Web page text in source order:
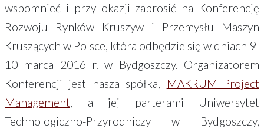
wspomnieć i przy okazji zaprosić na Konferencję
Rozwoju Rynków Kruszyw i Przemysłu Maszyn
Kruszących w Polsce, która odbędzie się w dniach 9-
10 marca 2016 r. w Bydgoszczy. Organizatorem
Konferencji jest nasza spółka,
MAKRUM Project
Management , a jej parterami Uniwersytet
Technologiczno-Przyrodniczy w Bydgoszczy,